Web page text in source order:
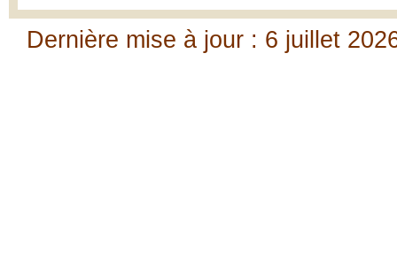
Dernière mise à jour : 6 juillet